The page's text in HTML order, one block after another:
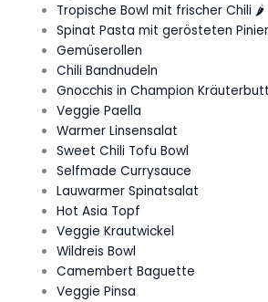
Tropische Bowl mit frischer Chili 🌶️
Spinat Pasta mit gerösteten
Gemüserollen
Chili Bandnudeln
Gnocchis in Champion
Veggie Paella
Warmer Linsensalat
Sweet Chili Tofu Bowl
Selfmade Currysauce
Lauwarmer Spinatsalat
Hot Asia Topf
Veggie Krautwickel
Wildreis Bowl
Camembert Baguette
Veggie Pinsa